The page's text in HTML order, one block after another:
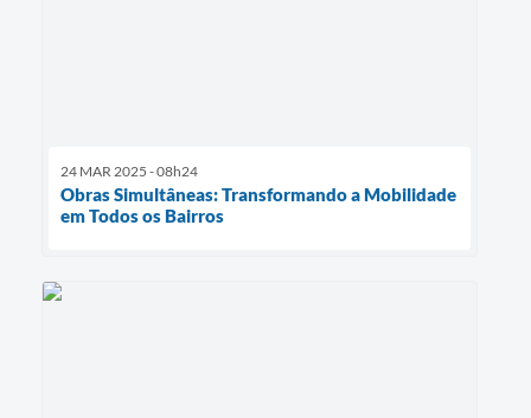
24 MAR 2025 - 08h24
Obras Simultâneas: Transformando a Mobilidade
em Todos os Bairros